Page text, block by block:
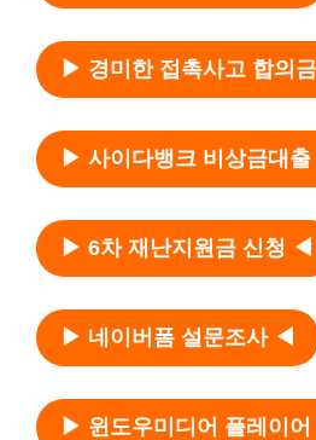
▶ 경미한 접촉사고 합의
▶ 사이다뱅크 비상금대
▶ 6차 재난지원금 신청 ◀
▶ 네이버폼 설문조사 ◀
▶ 윈도우미디어 플레이